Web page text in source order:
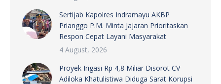
Sertijab Kapolres Indramayu AKBP
Prianggo P.M. Minta Jajaran Prioritaskan
Respon Cepat Layani Masyarakat
4 August, 2026
Proyek Irigasi Rp 4,8 Miliar Disorot CV
Adiloka Khatulistiwa Diduga Sarat Korupsi